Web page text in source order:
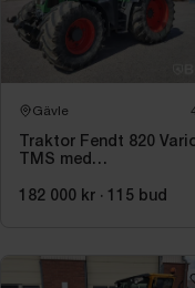
Gävle
Traktor Fendt 820
TMS med
182 000 kr · 115 bud